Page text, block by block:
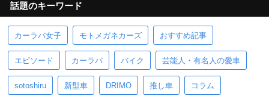
話題のキーワード
カーラバ女子 モトメガネカーズ おすすめ記事
エピソード カーラバ バイク 芸能人・有名人の愛車
sotoshiru 新型車 DRIMO 推し車 コラム